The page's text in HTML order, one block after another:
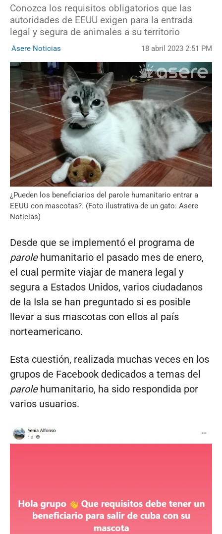
Conozca los requisitos obligatorios que las
autoridades de EEUU exigen para la entrada
legal y segura de animales a su territorio
Asere Noticias 18 abril 2023 2:51 PM
¿Pueden los beneficiarios del parole humanitario entrar a
EEUU con mascotas?. (Foto ilustrativa de un gato: Asere
Noticias)
Desde que se implementó el programa de
parolehumanitario el pasado mes de enero,
el cual permite viajar de manera legal y
segura a Estados Unidos, varios ciudadanos
de la Isla se han preguntado si es posible
llevar a sus mascotas con ellos al país
norteamericano.
Esta cuestión, realizada muchas veces en los
grupos de Facebook dedicados a temas del
parolehumanitario, ha sido respondida por
varios usuarios.